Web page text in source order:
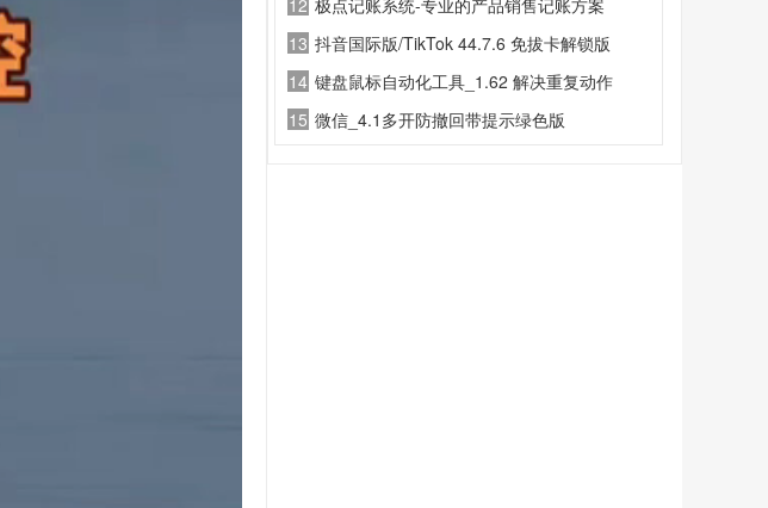
12 极点记账系统-专业的产品销售记账方案
13 抖音国际版/TikTok 44.7.6 免拔卡解锁版
14 键盘鼠标自动化工具_1.62 解决重复动作
15 微信_4.1多开防撤回带提示绿色版